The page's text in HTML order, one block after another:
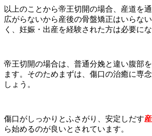
以上のことから帝王切開の場合、産道を
広がらないから産後の骨盤矯正はいらな
く、妊娠・出産を経験された方は必要に
帝王切開の場合は、普通分娩と違い腹部
ます。そのためまずは、傷口の治癒に専
しょう。
傷口がしっかりとふさがり、 安定しだす
ら始めるのが良いとされています。